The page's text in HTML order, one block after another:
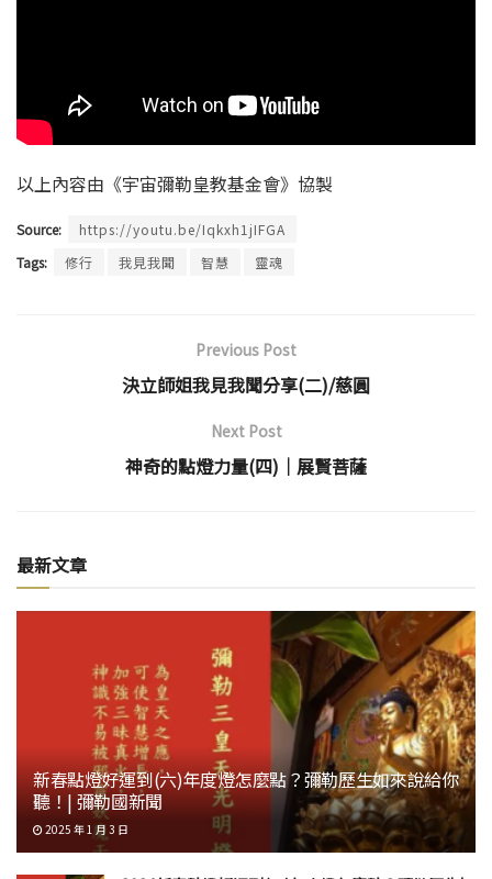
以上內容由《宇宙彌勒皇教基金會》協製
Source:
https://youtu.be/Iqkxh1jIFGA
Tags:
修行 我見我聞 智慧 靈魂
Previous Post
決立師姐我見我聞分享(二)/慈圓
Next Post
神奇的點燈力量(四)│展賢菩薩
最新文章
新春點燈好運到(六)年度燈怎麼點？彌勒歷生如來說給你
聽！| 彌勒國新聞
2025 年 1 月 3 日